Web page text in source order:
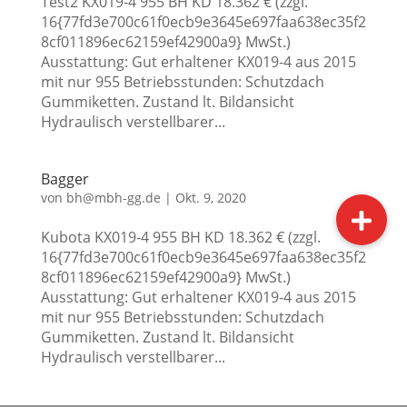
16{77fd3e700c61f0ecb9e3645e697faa638ec35f2
8cf011896ec62159ef42900a9} MwSt.)
Ausstattung: Gut erhaltener KX019-4 aus 2015
mit nur 955 Betriebsstunden: Schutzdach
Gummiketten. Zustand lt. Bildansicht
Hydraulisch verstellbarer...
Bagger
von bh@mbh-gg.de | Okt. 9, 2020
Kubota KX019-4 955 BH KD 18.362 € (zzgl.
16{77fd3e700c61f0ecb9e3645e697faa638ec35f2
8cf011896ec62159ef42900a9} MwSt.)
Ausstattung: Gut erhaltener KX019-4 aus 2015
mit nur 955 Betriebsstunden: Schutzdach
Gummiketten. Zustand lt. Bildansicht
Hydraulisch verstellbarer...